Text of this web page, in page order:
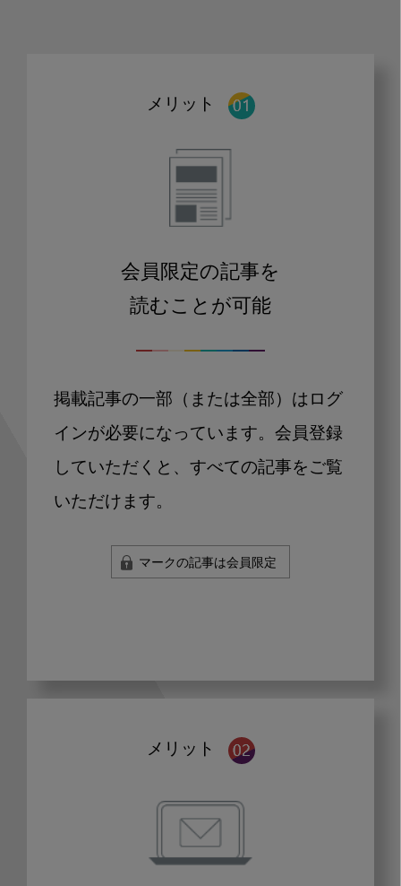
メリット
会員限定の記事を
読むことが可能
掲載記事の一部（または全部）はログ
インが必要になっています。会員登録
していただくと、すべての記事をご覧
いただけます。
マークの記事は会員限定
メリット